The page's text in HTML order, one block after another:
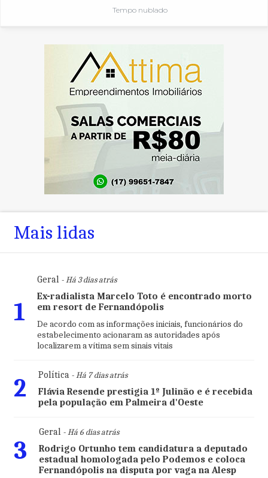
Tempo nublado
Mais lidas
1
Geral- Há 3 dias atrás
Ex-radialista Marcelo Toto é encontrado morto
em resort de Fernandópolis
De acordo com as informações iniciais, funcionários do
estabelecimento acionaram as autoridades após
localizarem a vítima sem sinais vitais
2 Política- Há 7 dias atrás
Flávia Resende prestigia 1º Julinão e é recebida
pela população em Palmeira d'Oeste
3
Geral- Há 6 dias atrás
Rodrigo Ortunho tem candidatura a deputado
estadual homologada pelo Podemos e coloca
Fernandópolis na disputa por vaga na Alesp